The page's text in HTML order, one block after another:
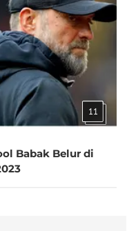
11
Babak Belur di